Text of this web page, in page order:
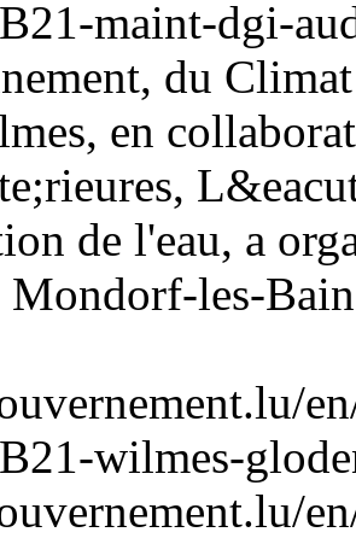
maint-dgi-
du
en
de l'eau, a
Mondorf-les-
wilmes-